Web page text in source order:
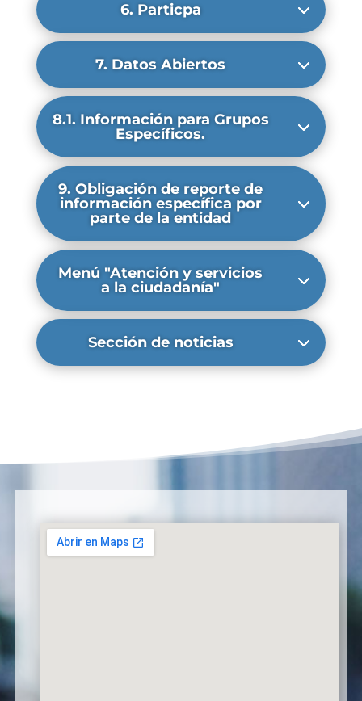
6. Particpa
7. Datos Abiertos
8.1. Información para Grupos
Específicos.
9. Obligación de reporte de
información específica por
parte de la entidad
Menú "Atención y servicios
a la ciudadanía"
Sección de noticias